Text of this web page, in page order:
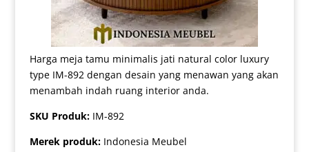
Harga meja tamu minimalis jati natural color luxury
type IM-892 dengan desain yang menawan yang akan
menambah indah ruang interior anda.
SKU Produk: IM-892
Merek produk: Indonesia Meubel